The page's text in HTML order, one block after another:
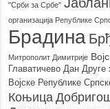
"Срби за Србе"
организацијa Републике
Брадина
Митрополит Димитрије
Главатичево Дан Друге
Војске Републике
Коњица